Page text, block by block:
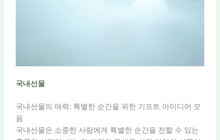
국내선물
국내선물의 매력: 특별한 순간을 위한 기프트 아이디어 모
음
국내선물은 소중한 사람에게 특별한 순간을 전할 수 있는